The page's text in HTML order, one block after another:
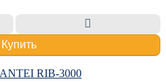
Купить